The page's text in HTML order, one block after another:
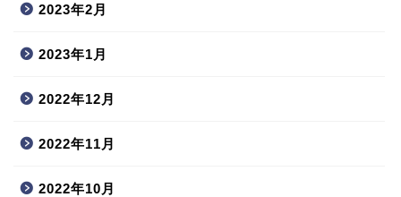
2023年2月
2023年1月
2022年12月
2022年11月
2022年10月